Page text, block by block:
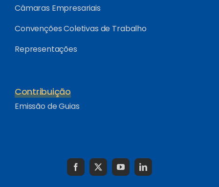
Câmaras Empresariais
Convenções Coletivas de Trabalho
Representações
Contribuição
Emissão de Guias